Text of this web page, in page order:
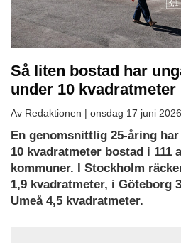
Så liten bostad har
under 10
Av Redaktionen | onsdag 17 juni
En genomsnittlig 25-åring
10 kvadratmeter bostad i 111
kommuner. I Stockholm
1,9 kvadratmeter, i Göteborg
Umeå 4,5 kvadratmeter.